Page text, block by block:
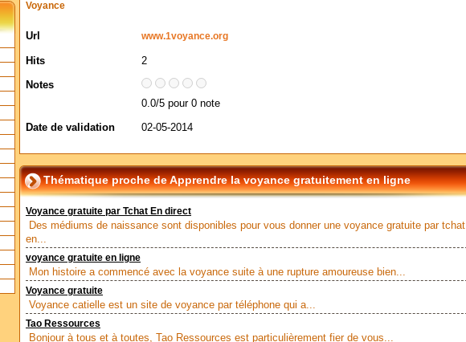
Voyance
Url www.1voyance.org
Hits
2
Notes
0.0/5 pour 0 note
Date de validation
02-05-2014
Thématique proche de Apprendre la voyance gratuitement en ligne
Voyance gratuite par Tchat En direct
Des médiums de naissance sont disponibles pour vous donner une voyance gratuite par tchat
en...
voyance gratuite en ligne
Mon histoire a commencé avec la voyance suite à une rupture amoureuse bien...
Voyance gratuite
Voyance catielle est un site de voyance par téléphone qui a...
Tao Ressources
Bonjour à tous et à toutes, Tao Ressources est particulièrement fier de vous...